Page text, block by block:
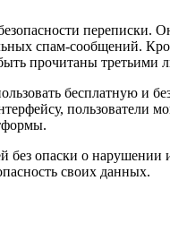
переписки.
спам-сообщений.
прочитаны третьими
бесплатную и
пользователи
без опаски о нарушении
своих данных.